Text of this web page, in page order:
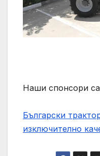
Наши спонсори
Български
изключително